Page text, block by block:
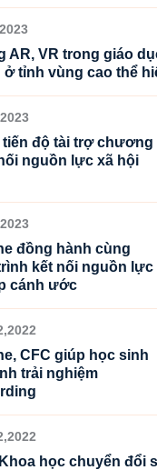
AR, VR trong giáo
ở tỉnh vùng cao thể
tiến độ tài trợ chương
nguồn lực xã hội
đồng hành cùng
kết nối nguồn lực
cánh ước
CFC giúp học sinh
trải nghiệm
học chuyển đổi